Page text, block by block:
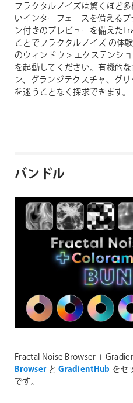
フラクタルノイズは驚くほど
いインターフェースを備える
ン付きのプレビューを備えた
ことでフラクタルノイズ の体
のウィンドウ > エクステンシ
を起動してください。有機的
ン、グランジテクスチャ、グ
を迷うことなく探求できます。
バンドル
Fractal Noise Browser +
BrowserとGradientHub をセ
です。